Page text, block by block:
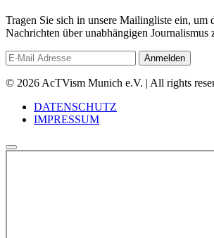
Tragen Sie sich in unsere Mailingliste ein, um
Nachrichten über unabhängigen Journalismus
© 2026 AcTVism Munich e.V. | All rights
DATENSCHUTZ
IMPRESSUM